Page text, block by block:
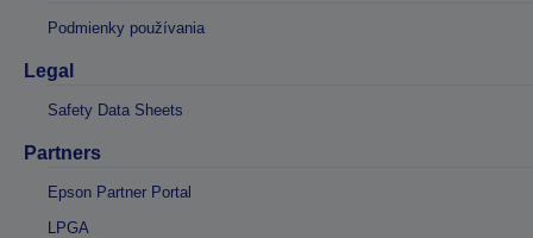
Podmienky používania
Legal
Safety Data Sheets
Partners
Epson Partner Portal
LPGA